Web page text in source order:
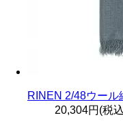
RINEN 2/48ウール
20,304円(税